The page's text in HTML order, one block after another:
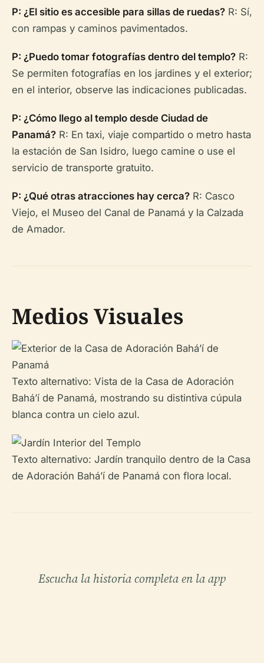
P: ¿El sitio es accesible para sillas de ruedas? R: Sí,
con rampas y caminos pavimentados.
P: ¿Puedo tomar fotografías dentro del templo? R:
Se permiten fotografías en los jardines y el exterior;
en el interior, observe las indicaciones publicadas.
P: ¿Cómo llego al templo desde Ciudad de
Panamá? R: En taxi, viaje compartido o metro hasta
la estación de San Isidro, luego camine o use el
servicio de transporte gratuito.
P: ¿Qué otras atracciones hay cerca? R: Casco
Viejo, el Museo del Canal de Panamá y la Calzada
de Amador.
Medios Visuales
Texto alternativo: Vista de la Casa de Adoración
Bahá’í de Panamá, mostrando su distintiva cúpula
blanca contra un cielo azul.
Texto alternativo: Jardín tranquilo dentro de la Casa
de Adoración Bahá’í de Panamá con flora local.
Escucha la historia completa en la app